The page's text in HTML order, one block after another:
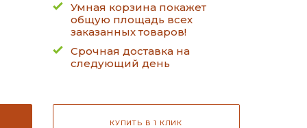
Умная корзина покажет
общую площадь всех
заказанных товаров!
Срочная доставка на
следующий день
КУПИТЬ В 1 КЛИК